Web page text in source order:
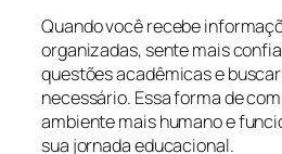
Quando você recebe
organizadas, sente mais
questões acadêmicas e
necessário. Essa forma de
ambiente mais humano e
sua jornada educacional.